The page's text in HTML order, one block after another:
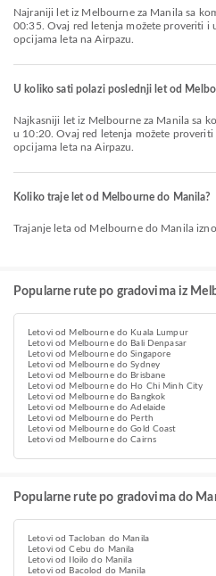
Najraniji let iz Melbourne za Manila sa kompanijom Cebu Pacific polazi u
00:35. Ovaj red letenja možete proveriti i
opcijama leta na Airpazu.
U koliko sati polazi poslednji let od
Najkasniji let iz Melbourne za Manila sa kompanijom Philippine Airlines polazi
u 10:20. Ovaj red letenja možete
opcijama leta na Airpazu.
Koliko traje let od Melbourne do Manila?
Trajanje leta od Melbourne do Manila
Popularne rute po gradovima iz
Letovi od Melbourne do Kuala Lumpur
Letovi od Melbourne do Bali Denpasar
Letovi od Melbourne do Singapore
Letovi od Melbourne do Sydney
Letovi od Melbourne do Brisbane
Letovi od Melbourne do Ho Chi Minh City
Letovi od Melbourne do Bangkok
Letovi od Melbourne do Adelaide
Letovi od Melbourne do Perth
Letovi od Melbourne do Gold Coast
Letovi od Melbourne do Cairns
Popularne rute po gradovima do
Letovi od Tacloban do Manila
Letovi od Cebu do Manila
Letovi od Iloilo do Manila
Letovi od Bacolod do Manila